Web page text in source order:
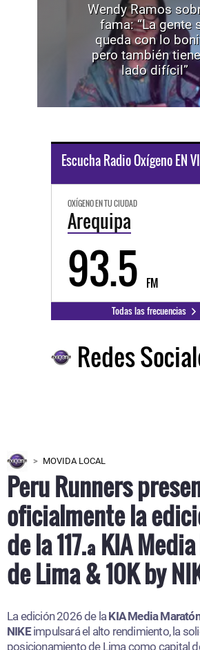
Wendy Ramos
fama: “La gente
queda con lo
pero también
lado difícil”
Escucha Radio Oxígeno EN
OXÍGENO EN TU CIUDAD
Arequipa
93.5 FM
Todas las frecuencias
Redes
MOVIDA LOCAL
Peru Runners
oficialmente la
de la 117.ª KIA
de Lima & 10K by
La edición 2026 de la KIA Media
NIKEimpulsará el alto rendimiento, la
posicionamiento de Lima como capital